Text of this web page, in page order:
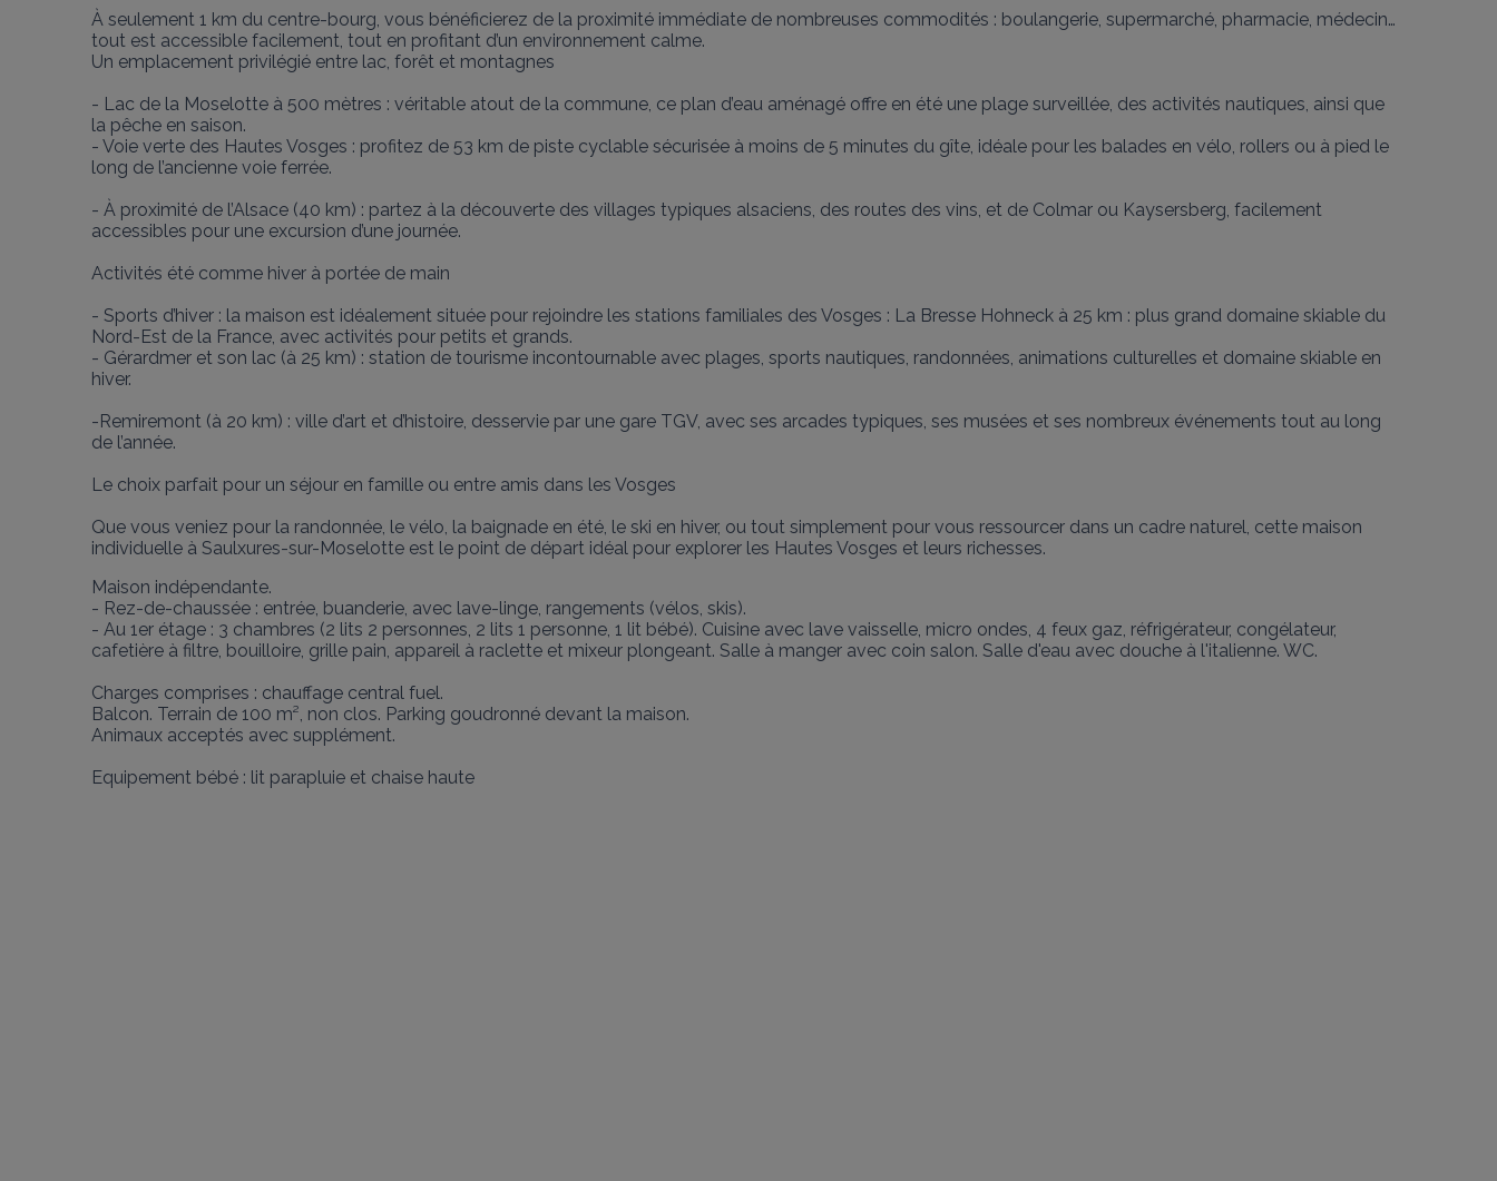
À seulement 1 km du centre-bourg, vous bénéficierez de la proximité immédiate de nombreuses commodités : boulangerie, supermarché, pharmacie, médecin…
tout est accessible facilement, tout en profitant d’un environnement calme.
Un emplacement privilégié entre lac, forêt et montagnes
- Lac de la Moselotte à 500 mètres : véritable atout de la commune, ce plan d’eau aménagé offre en été une plage surveillée, des activités nautiques, ainsi que
la pêche en saison.
- Voie verte des Hautes Vosges : profitez de 53 km de piste cyclable sécurisée à moins de 5 minutes du gîte, idéale pour les balades en vélo, rollers ou à pied le
long de l’ancienne voie ferrée.
- À proximité de l’Alsace (40 km) : partez à la découverte des villages typiques alsaciens, des routes des vins, et de Colmar ou Kaysersberg, facilement
accessibles pour une excursion d’une journée.
Activités été comme hiver à portée de main
- Sports d’hiver : la maison est idéalement située pour rejoindre les stations familiales des Vosges : La Bresse Hohneck à 25 km : plus grand domaine skiable du
Nord-Est de la France, avec activités pour petits et grands.
- Gérardmer et son lac (à 25 km) : station de tourisme incontournable avec plages, sports nautiques, randonnées, animations culturelles et domaine skiable en
hiver.
-Remiremont (à 20 km) : ville d’art et d’histoire, desservie par une gare TGV, avec ses arcades typiques, ses musées et ses nombreux événements tout au long
de l’année.
Le choix parfait pour un séjour en famille ou entre amis dans les Vosges
Que vous veniez pour la randonnée, le vélo, la baignade en été, le ski en hiver, ou tout simplement pour vous ressourcer dans un cadre naturel, cette maison
individuelle à Saulxures-sur-Moselotte est le point de départ idéal pour explorer les Hautes Vosges et leurs richesses.
Maison indépendante.
- Rez-de-chaussée : entrée, buanderie, avec lave-linge, rangements (vélos, skis).
- Au 1er étage : 3 chambres (2 lits 2 personnes, 2 lits 1 personne, 1 lit bébé). Cuisine avec lave vaisselle, micro ondes, 4 feux gaz, réfrigérateur, congélateur,
cafetière à filtre, bouilloire, grille pain, appareil à raclette et mixeur plongeant. Salle à manger avec coin salon. Salle d'eau avec douche à l'italienne. WC.
Charges comprises : chauffage central fuel.
Balcon. Terrain de 100 m², non clos. Parking goudronné devant la maison.
Animaux acceptés avec supplément.
Equipement bébé : lit parapluie et chaise haute